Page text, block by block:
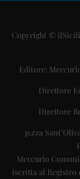
Copyright ©
Editore:
Direttore
Direttore
p.zza
Mercurio
iscritta al Registro